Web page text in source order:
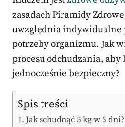
zasadach Piramidy
uwzględnia indywidualne
potrzeby organizmu. Jak
procesu odchudzania, aby
jednocześnie bezpieczny?
Spis treści
Jak schudnąć 5 kg w 5